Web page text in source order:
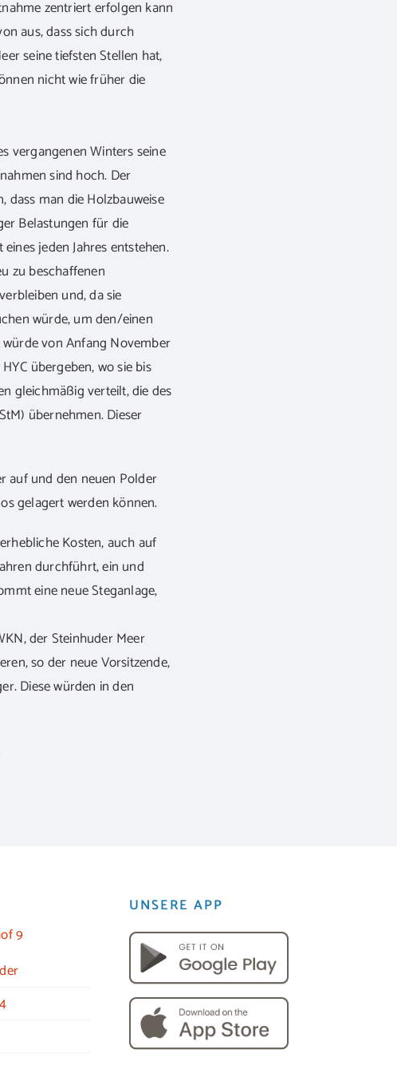
zentriert erfolgen kann
aus, dass sich durch
seine tiefsten Stellen hat,
nicht wie früher die
vergangenen Winters seine
sind hoch. Der
dass man die Holzbauweise
Belastungen für die
jeden Jahres entstehen.
zu beschaffenen
und, da sie
würde, um den/einen
von Anfang November
übergeben, wo sie bis
gleichmäßig verteilt, die des
übernehmen. Dieser
auf und den neuen Polder
gelagert werden können.
Kosten, auch auf
durchführt, ein und
eine neue Steganlage,
der Steinhuder Meer
so der neue Vorsitzende,
Diese würden in den
9
UNSERE APP